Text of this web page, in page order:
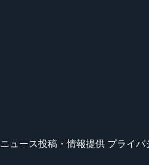
ニュース投稿・情報提供 プライバ